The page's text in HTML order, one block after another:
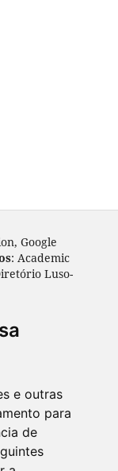
e outras
para
de
Google
: Academic
Luso-
OAJI.
está